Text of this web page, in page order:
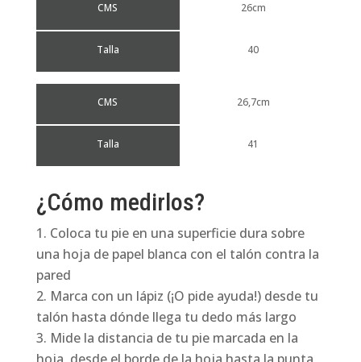
CMS
Talla
26cm
40
CMS
Talla
26,7cm
41
¿Cómo medirlos?
Coloca tu pie en una superficie dura sobre
una hoja de papel blanca con el talón contra la
pared
Marca con un lápiz (¡O pide ayuda!) desde tu
talón hasta dónde llega tu dedo más largo
Mide la distancia de tu pie marcada en la